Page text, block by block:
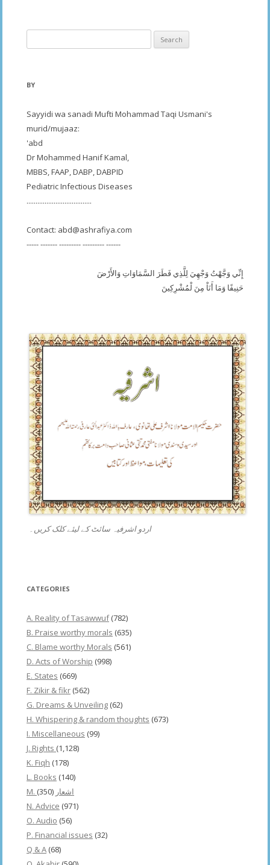
for:
BY
Sayyidi wa sanadi Mufti Mohammad Taqi Usmani's
murid/mujaaz:
'abd
Dr Mohammed Hanif Kamal,
MBBS, FAAP, DABP, DABPID
Pediatric Infectious Diseases
....................................
Contact: abd@ashrafiya.com
----- ------- --------- --------- ------
إِنِّي وَجَّهْتُ وَجْهِيَ لِلَّذِي فَطَرَ السَّمَاوَاتِ وَالأَرْضَ
حَنِيفًا وَمَا أَنَاْ مِنَ لْمُشْرِكِينَ
اردو اشرفیہ سائٹ کے لیئے کلک کریں۔
CATEGORIES
A. Reality of Tasawwuf(782)
B. Praise worthy morals (635)
C. Blame worthy Morals (561)
D. Acts of Worship (998)
E. States (669)
F. Zikir & fikr (562)
G. Dreams & Unveiling (62)
H. Whispering & random thoughts (673)
I. Miscellaneous (99)
J. Rights (1,128)
K. Fiqh (178)
L. Books (140)
M. اشعار (350)
N. Advice (971)
O. Audio (56)
P. Financial issues (32)
Q & A (68)